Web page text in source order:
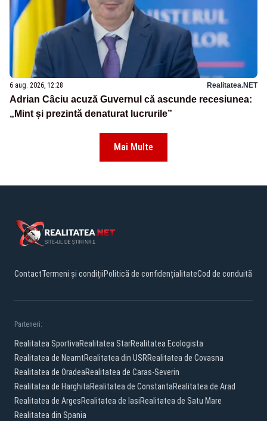
6 aug. 2026, 12:28 Realitatea.NET
Adrian Câciu acuză Guvernul că ascunde recesiunea:
„Mint și prezintă denaturat lucrurile”
Mai Multe
ContactTermeni și condițiiPolitică de confidențialitateCod de conduită
Parteneri:
Realitatea SportivaRealitatea StarRealitatea Ecologista
Realitatea de NeamtRealitatea din USRRealitatea de Covasna
Realitatea de OradeaRealitatea de Caras-Severin
Realitatea de HarghitaRealitatea de ConstantaRealitatea de Arad
Realitatea de ArgesRealitatea de IasiRealitatea de Satu Mare
Realitatea din Spania